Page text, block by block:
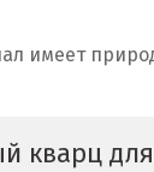
имеет
кварц